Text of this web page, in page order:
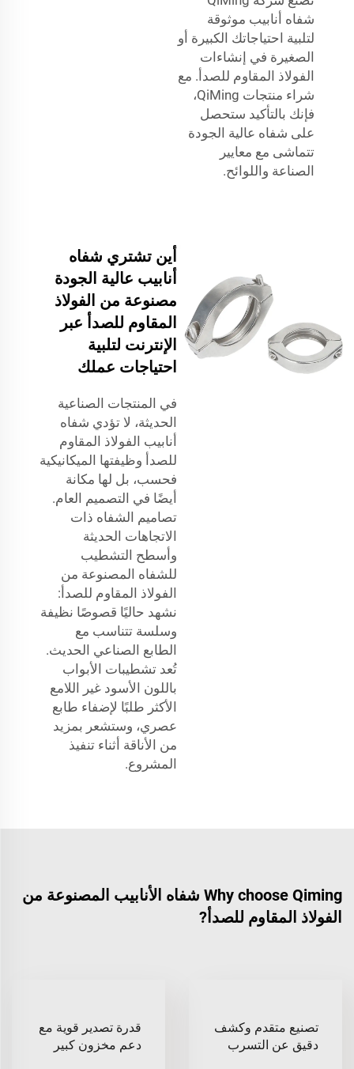
شفاه أنابيب موثوقة
لتلبية احتياجاتك الكبيرة أو
الصغيرة في إنشاءات
الفولاذ المقاوم للصدأ. مع
شراء منتجات QiMing،
فإنك بالتأكيد ستحصل
على شفاه عالية الجودة
تتماشى مع معايير
الصناعة واللوائح.
أين تشتري شفاه
أنابيب عالية الجودة
مصنوعة من الفولاذ
المقاوم للصدأ عبر
الإنترنت لتلبية
احتياجات عملك
في المنتجات الصناعية
الحديثة، لا تؤدي شفاه
أنابيب الفولاذ المقاوم
للصدأ وظيفتها الميكانيكية
فحسب، بل لها مكانة
أيضًا في التصميم العام.
تصاميم الشفاه ذات
الاتجاهات الحديثة
وأسطح التشطيب
للشفاه المصنوعة من
الفولاذ المقاوم للصدأ:
نشهد حاليًا قصوصًا نظيفة
وسلسة تتناسب مع
الطابع الصناعي الحديث.
تُعد تشطيبات الأبواب
باللون الأسود غير اللامع
الأكثر طلبًا لإضفاء طابع
عصري، وستشعر بمزيد
من الأناقة أثناء تنفيذ
المشروع.
Why choose Qiming شفاه الأنابيب المصنوعة من
الفولاذ المقاوم للصدأ?
تصنيع متقدم وكشف
دقيق عن التسرب
قدرة تصدير قوية مع
دعم مخزون كبير